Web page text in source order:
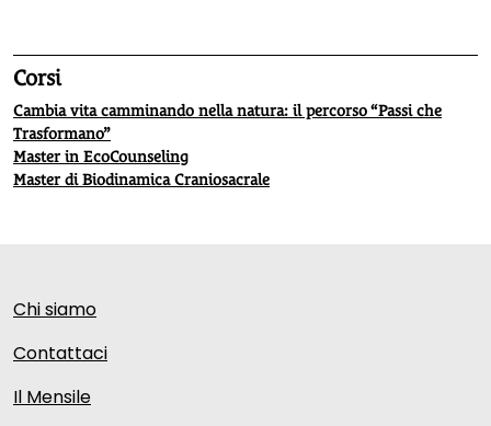
Corsi
Cambia vita camminando nella natura: il percorso “Passi che
Trasformano”
Master in EcoCounseling
Master di Biodinamica Craniosacrale
Chi siamo
Contattaci
Il Mensile